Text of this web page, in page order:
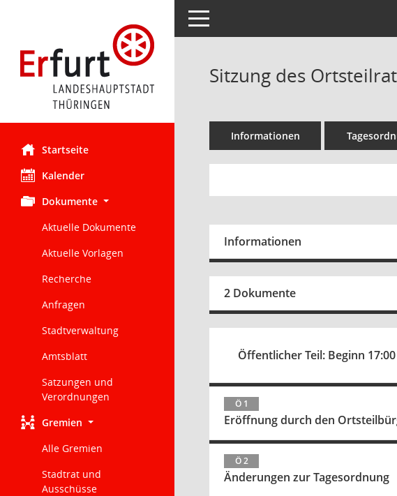
Startseite
Kalender
Dokumente
Aktuelle Dokumente
Aktuelle Vorlagen
Recherche
Anfragen
Stadtverwaltung
Amtsblatt
Satzungen und
Verordnungen
Gremien
Alle Gremien
Stadtrat und
Ausschüsse
Toggle navigation
Sitzung des
Informationen
Informationen
2 Dokumente
Öffentlicher Teil: Beginn
Ö 1
Eröffnung durch den
Ö 2
Änderungen zur Tagesordnung